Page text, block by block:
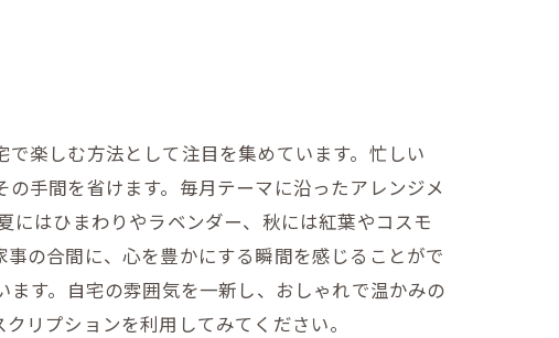
楽しむ方法として注目を集めています。忙しい
手間を省けます。毎月テーマに沿ったアレンジメ
にはひまわりやラベンダー、秋には紅葉やコスモ
の合間に、心を豊かにする瞬間を感じることがで
す。自宅の雰囲気を一新し、おしゃれで温かみの
リプションを利用してみてください。